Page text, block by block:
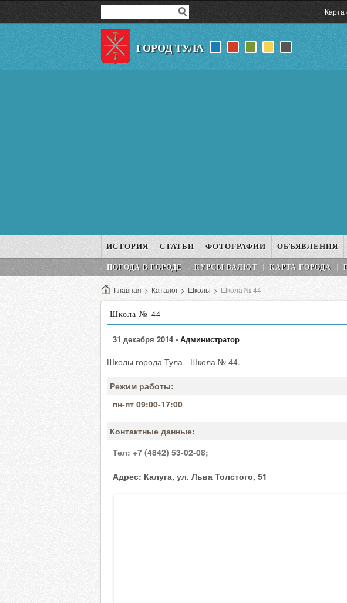
Карта
ГОРОД ТУЛА
ИСТОРИЯ СТАТЬИ ФОТОГРАФИИ ОБЪЯВЛЕНИЯ
ПОГОДА В ГОРОДЕ КУРСЫ ВАЛЮТ КАРТА ГОРОДА
Главная > Каталог > Школы > Школа № 44
Школа № 44
31 декабря 2014 - Администратор
Школы города Тула - Школа № 44.
Режим работы:
пн-пт 09:00-17:00
Контактные данные:
Тел: +7 (4842) 53-02-08;
Адрес: Калуга, ул. Льва Толстого, 51